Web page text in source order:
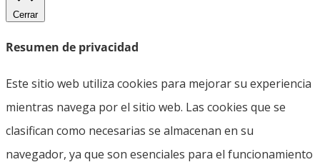
Cerrar
Resumen de privacidad
Este sitio web utiliza cookies para mejorar su experiencia
mientras navega por el sitio web. Las cookies que se
clasifican como necesarias se almacenan en su
navegador, ya que son esenciales para el funcionamiento